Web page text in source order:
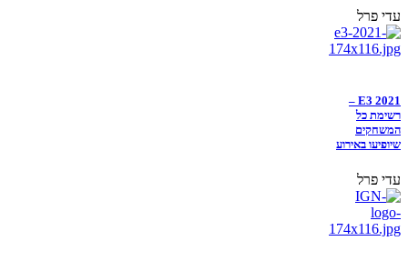
עדי פרל
E3 2021 –
רשימת כל
המשחקים
שיופיעו באירוע
עדי פרל